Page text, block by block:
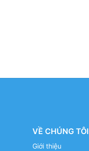
VỀ CHÚNG TÔI
Giới thiệu